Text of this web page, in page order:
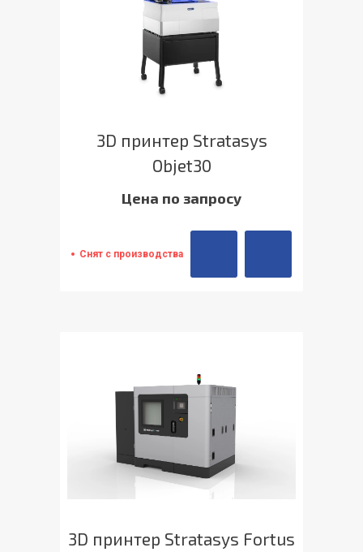
3D принтер Stratasys
Objet30
Цена по запросу
Снят с производства
3D принтер Stratasys Fortus